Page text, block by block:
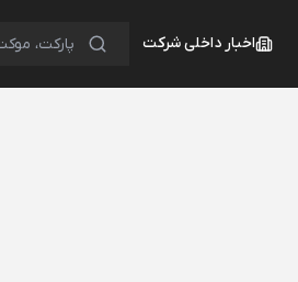
اخبار داخلی شرکت